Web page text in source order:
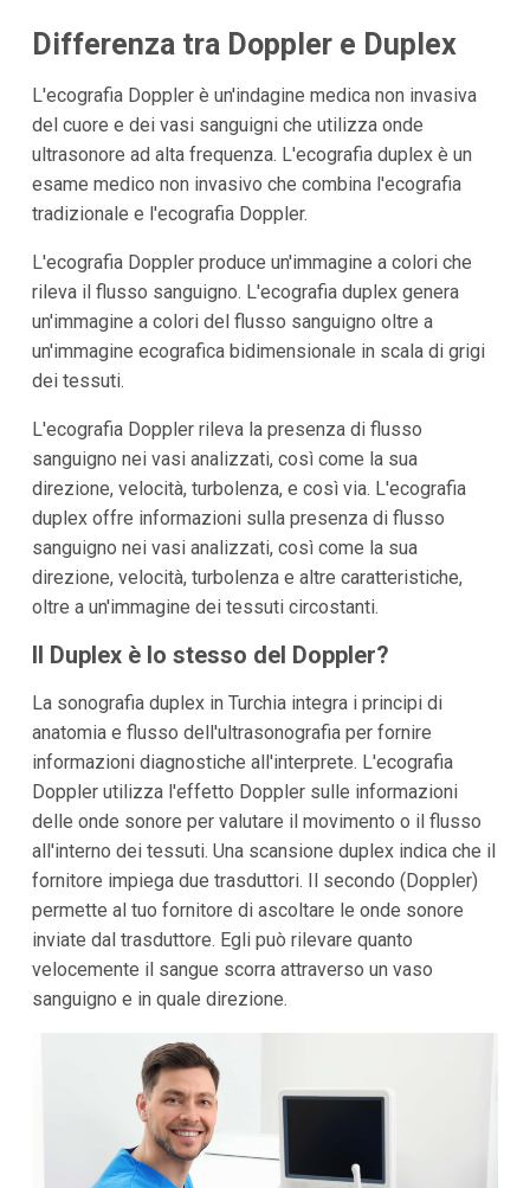
Differenza tra Doppler e Duplex
L'ecografia Doppler è un'indagine medica non invasiva
del cuore e dei vasi sanguigni che utilizza onde
ultrasonore ad alta frequenza. L'ecografia duplex è un
esame medico non invasivo che combina l'ecografia
tradizionale e l'ecografia Doppler.
L'ecografia Doppler produce un'immagine a colori che
rileva il flusso sanguigno. L'ecografia duplex genera
un'immagine a colori del flusso sanguigno oltre a
un'immagine ecografica bidimensionale in scala di grigi
dei tessuti.
L'ecografia Doppler rileva la presenza di flusso
sanguigno nei vasi analizzati, così come la sua
direzione, velocità, turbolenza, e così via. L'ecografia
duplex offre informazioni sulla presenza di flusso
sanguigno nei vasi analizzati, così come la sua
direzione, velocità, turbolenza e altre caratteristiche,
oltre a un'immagine dei tessuti circostanti.
Il Duplex è lo stesso del Doppler?
La sonografia duplex in Turchia integra i principi di
anatomia e flusso dell'ultrasonografia per fornire
informazioni diagnostiche all'interprete. L'ecografia
Doppler utilizza l'effetto Doppler sulle informazioni
delle onde sonore per valutare il movimento o il flusso
all'interno dei tessuti. Una scansione duplex indica che il
fornitore impiega due trasduttori. Il secondo (Doppler)
permette al tuo fornitore di ascoltare le onde sonore
inviate dal trasduttore. Egli può rilevare quanto
velocemente il sangue scorra attraverso un vaso
sanguigno e in quale direzione.